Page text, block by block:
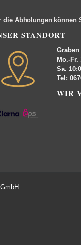
die Abholungen können
STANDORT
Graben
Mo.-Fr.
Sa.
Tel:
WIR